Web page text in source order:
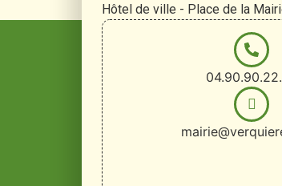
Hôtel de ville - Place de la